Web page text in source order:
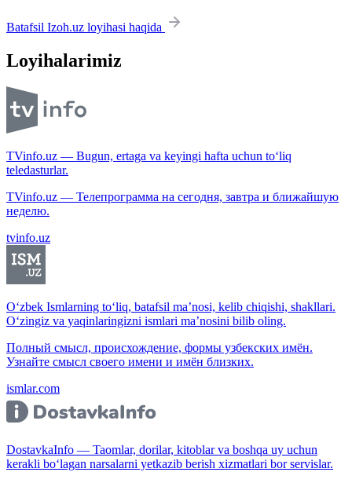
Batafsil Izoh.uz loyihasi haqida
Loyihalarimiz
TVinfo.uz — Bugun, ertaga va keyingi hafta uchun to‘liq
teledasturlar.
TVinfo.uz — Телепрограмма на сегодня, завтра и ближайшую
неделю.
tvinfo.uz
O‘zbek Ismlarning to‘liq, batafsil ma’nosi, kelib chiqishi, shakllari.
O‘zingiz va yaqinlaringizni ismlari ma’nosini bilib oling.
Полный смысл, происхождение, формы узбекских имён.
Узнайте смысл своего имени и имён близких.
ismlar.com
DostavkaInfo — Taomlar, dorilar, kitoblar va boshqa uy uchun
kerakli bo‘lagan narsalarni yetkazib berish xizmatlari bor servislar.